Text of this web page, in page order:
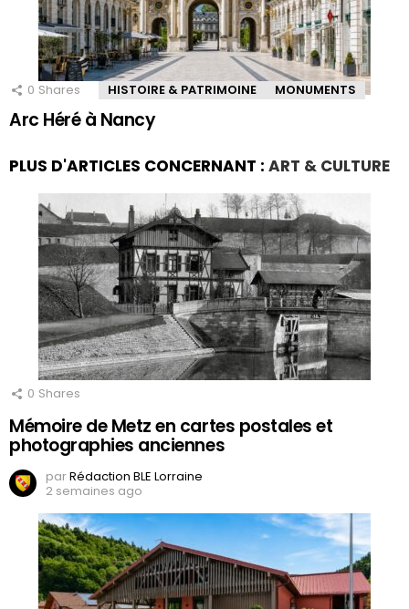
0 Shares HISTOIRE & PATRIMOINE MONUMENTS
Arc Héré à Nancy
PLUS D'ARTICLES CONCERNANT : ART & CULTURE
0 Shares
Mémoire de Metz en cartes postales et
photographies anciennes
parRédaction BLE Lorraine
2 semaines ago